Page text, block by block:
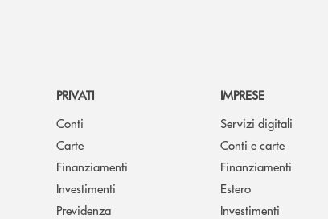
PRIVATI
Conti
Carte
Finanziamenti
Investimenti
Previdenza
IMPRESE
Servizi digitali
Conti e carte
Finanziamenti
Estero
Investimenti